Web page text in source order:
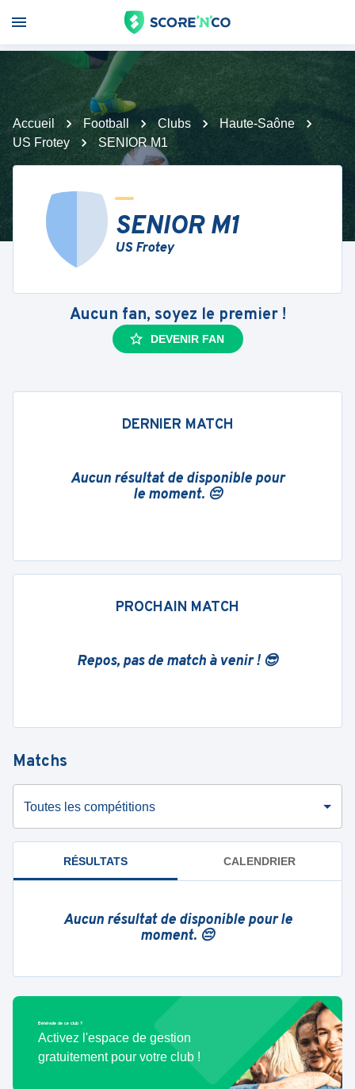
Accueil Football Clubs
Haute-Saône
US Frotey
SENIOR M1
SENIOR M1
US Frotey
Aucun fan, soyez le premier !
DEVENIR FAN
DERNIER MATCH
Aucun résultat de disponible pour
le moment. 😔
PROCHAIN MATCH
Repos, pas de match à venir ! 😎
Matchs
Toutes les compétitions
RÉSULTATS CALENDRIER
Aucun résultat de disponible pour le
moment. 😔
Bénévole de ce club ?
Activez l'espace de gestion
gratuitement pour votre club !